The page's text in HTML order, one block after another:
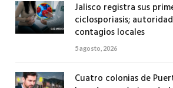
Jalisco registra sus
ciclosporiasis;
contagios locales
5 agosto, 2026
Cuatro colonias de